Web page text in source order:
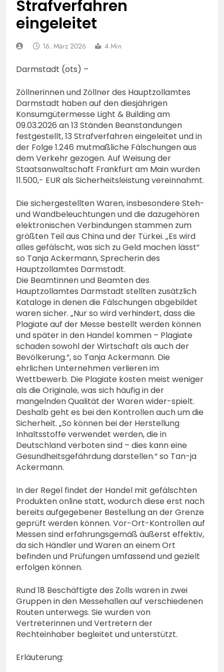
Sicherheitsgewerbe durch
Polizeipräsidium
Osthessen Jubiläumsfest
und Bürger erhalten
Strafverfahren
eingeleitet
16. März 2026 4 Min
Darmstadt (ots) –
Zöllnerinnen und Zöllner des Hauptzollamtes
Darmstadt haben auf den diesjährigen
Konsumgütermesse Light & Building am
09.03.2026 an 13 Ständen Beanstandungen
festgestellt, 13 Strafverfahren eingeleitet und in
der Folge 1.246 mutmaßliche Fälschungen aus
dem Verkehr gezogen. Auf Weisung der
Staatsanwaltschaft Frankfurt am Main wurden
11.500,- EUR als Sicherheitsleistung vereinnahmt.
Die sichergestellten Waren, insbesondere Steh-
und Wandbeleuchtungen und die dazugehören
elektronischen Verbindungen stammen zum
größten Teil aus China und der Türkei. „Es wird
alles gefälscht, was sich zu Geld machen lässt“
so Tanja Ackermann, Sprecherin des
Hauptzollamtes Darmstadt.
Die Beamtinnen und Beamten des
Hauptzollamtes Darmstadt stellten zusätzlich
Kataloge in denen die Fälschungen abgebildet
waren sicher. „Nur so wird verhindert, dass die
Plagiate auf der Messe bestellt werden können
und später in den Handel kommen – Plagiate
schaden sowohl der Wirtschaft als auch der
Bevölkerung.“, so Tanja Ackermann. Die
ehrlichen Unternehmen verlieren im
Wettbewerb. Die Plagiate kosten meist weniger
als die Originale, was sich häufig in der
mangelnden Qualität der Waren wider-spielt.
Deshalb geht es bei den Kontrollen auch um die
Sicherheit. „So können bei der Herstellung
Inhaltsstoffe verwendet werden, die in
Deutschland verboten sind – dies kann eine
Gesundheitsgefährdung darstellen.“ so Tan-ja
Ackermann.
In der Regel findet der Handel mit gefälschten
Produkten online statt, wodurch diese erst nach
bereits aufgegebener Bestellung an der Grenze
geprüft werden können. Vor-Ort-Kontrollen auf
Messen sind erfahrungsgemäß äußerst effektiv,
da sich Händler und Waren an einem Ort
befinden und Prüfungen umfassend und gezielt
erfolgen können.
Rund 18 Beschäftigte des Zolls waren in zwei
Gruppen in den Messehallen auf verschiedenen
Routen unterwegs. Sie wurden von
Vertreterinnen und Vertretern der
Rechteinhaber begleitet und unterstützt.
Erläuterung: